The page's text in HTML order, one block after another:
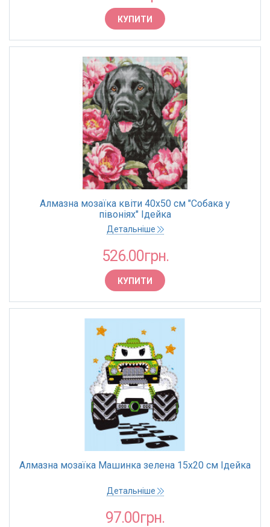
КУПИТИ
Алмазна мозаїка квіти 40х50 см "Собака у
півоніях" Ідейка
Детальніше
526.00грн.
КУПИТИ
Алмазна мозаїка Машинка зелена 15х20 см Ідейка
Детальніше
97.00грн.